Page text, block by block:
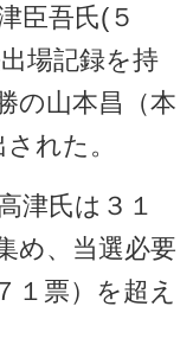
臣吾氏(５
場記録を持
の山本昌（本
れた。
津氏は３１
め、当選必要
１票）を超え